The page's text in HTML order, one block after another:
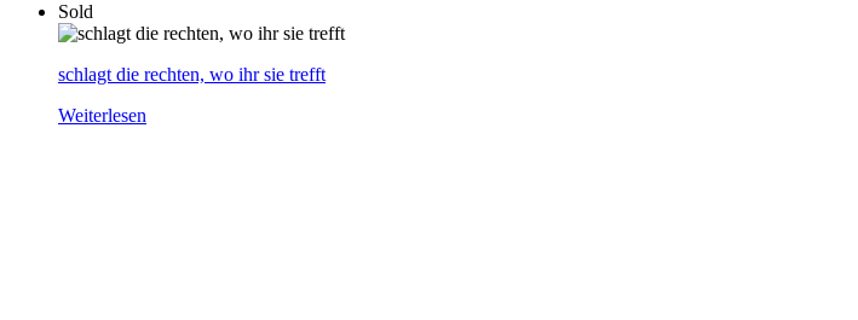
Sold
schlagt die rechten, wo ihr sie trefft
Weiterlesen